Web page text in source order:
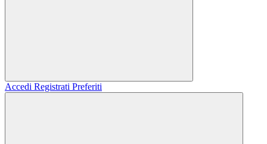
Accedi Registrati Preferiti